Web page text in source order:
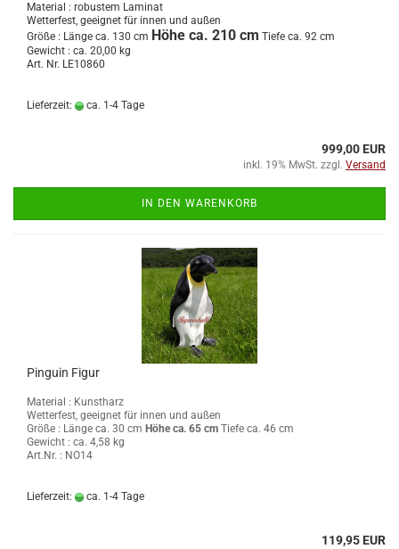
Material : robustem Laminat
Wetterfest, geeignet für innen und außen
Größe : Länge ca. 130 cm Höhe ca. 210 cm Tiefe ca. 92 cm
Gewicht : ca. 20,00 kg
Art. Nr. LE10860
Lieferzeit: ca. 1-4 Tage
999,00 EUR
inkl. 19% MwSt. zzgl. Versand
IN DEN WARENKORB
Pinguin Figur
Material : Kunstharz
Wetterfest, geeignet für innen und außen
Größe : Länge ca. 30 cm Höhe ca. 65 cm Tiefe ca. 46 cm
Gewicht : ca. 4,58 kg
Art.Nr. : NO14
Lieferzeit: ca. 1-4 Tage
119,95 EUR